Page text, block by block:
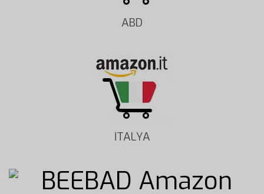
ABD
İTALYA